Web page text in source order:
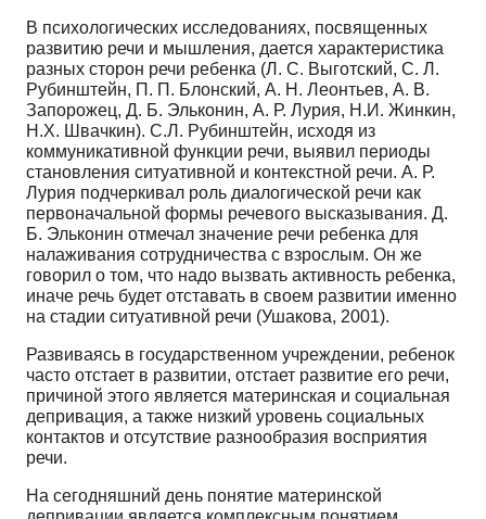
В психологических исследованиях, посвященных
развитию речи и мышления, дается характеристика
разных сторон речи ребенка (Л. С. Выготский, С. Л.
Рубинштейн, П. П. Блонский, А. Н. Леонтьев, А. В.
Запорожец, Д. Б. Эльконин, А. Р. Лурия, Н.И. Жинкин,
Н.Х. Швачкин). С.Л. Рубинштейн, исходя из
коммуникативной функции речи, выявил периоды
становления ситуативной и контекстной речи. А. Р.
Лурия подчеркивал роль диалогической речи как
первоначальной формы речевого высказывания. Д.
Б. Эльконин отмечал значение речи ребенка для
налаживания сотрудничества с взрослым. Он же
говорил о том, что надо вызвать активность ребенка,
иначе речь будет отставать в своем развитии именно
на стадии ситуативной речи (Ушакова, 2001).
Развиваясь в государственном учреждении, ребенок
часто отстает в развитии, отстает развитие его речи,
причиной этого является материнская и социальная
депривация, а также низкий уровень социальных
контактов и отсутствие разнообразия восприятия
речи.
На сегодняшний день понятие материнской